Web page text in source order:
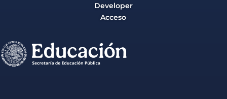
Developer
Acceso